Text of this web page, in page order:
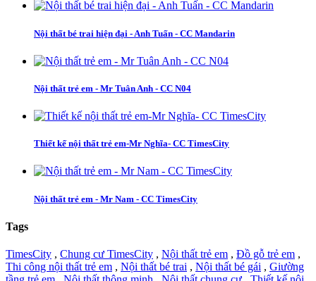
Nội thất bé trai hiện đại - Anh Tuấn - CC Mandarin
Nội thất trẻ em - Mr Tuân Anh - CC N04
Thiết kế nội thất trẻ em-Mr Nghĩa- CC TimesCity
Nội thất trẻ em - Mr Nam - CC TimesCity
Tags
TimesCity , Chung cư TimesCity , Nội thất trẻ em , Đồ gỗ trẻ em ,
Thi công nội thất trẻ em , Nội thất bé trai , Nội thất bé gái , Giường